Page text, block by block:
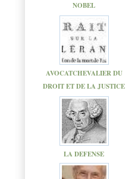
NOBEL
AVOCATCHEVALIER DU
DROIT ET DE LA JUSTICE
LA DEFENSE